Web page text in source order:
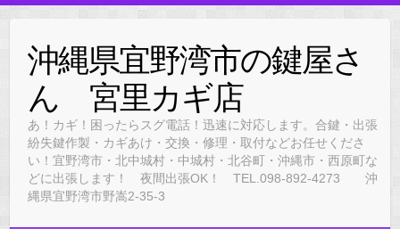
content沖縄県宜野湾市の鍵屋さ
ん 宮里カギ店
あ！カギ！困ったらスグ電話！迅速に対応します。合鍵・出張
紛失鍵作製・カギあけ・交換・修理・取付などお任せくださ
い！宜野湾市・北中城村・中城村・北谷町・沖縄市・西原町な
どに出張します！ 夜間出張OK！ TEL.098-892-4273 沖
縄県宜野湾市野嵩2-35-3